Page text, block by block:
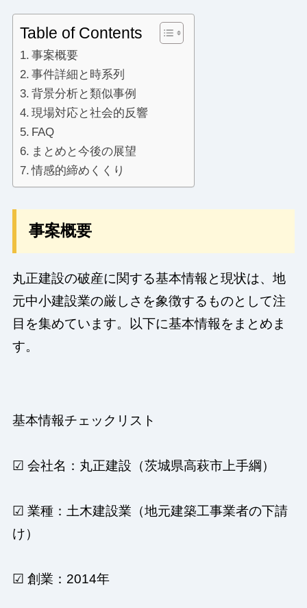
Table of Contents
事案概要
事件詳細と時系列
背景分析と類似事例
現場対応と社会的反響
FAQ
まとめと今後の展望
情感的締めくくり
事案概要
丸正建設の破産に関する基本情報と現状は、地
元中小建設業の厳しさを象徴するものとして注
目を集めています。以下に基本情報をまとめま
す。
基本情報チェックリスト
☑ 会社名：丸正建設（茨城県高萩市上手綱）
☑ 業種：土木建設業（地元建築工事業者の下請
け）
☑ 創業：2014年